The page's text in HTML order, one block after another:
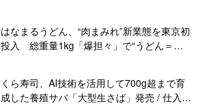
はなまるうどん、“肉まみれ”新業態を東京初
投入 総重量1kg「爆担々」で“うどん＝軽
くら寿司、AI技術を活用して700g超まで育
成した養殖サバ「大型生さば」発売 / 仕入れ